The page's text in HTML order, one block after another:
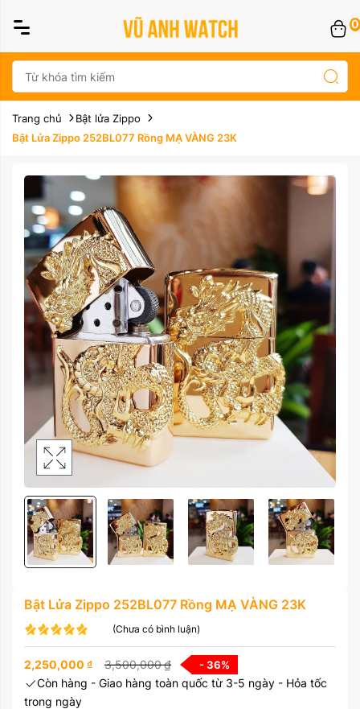
0
Trang chủ
Bật lửa Zippo
Bật Lửa Zippo 252BL077 Rồng MẠ VÀNG 23K
Bật Lửa Zippo 252BL077 Rồng MẠ VÀNG 23K
(Chưa có bình luận)
2,250,000 ₫ 3,500,000₫ - 36%
Còn hàng - Giao hàng toàn quốc từ 3-5 ngày - Hỏa tốc
trong ngày